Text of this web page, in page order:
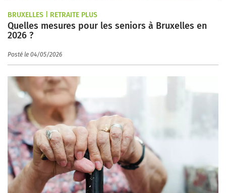
BRUXELLES | RETRAITE PLUS
Quelles mesures pour les seniors à Bruxelles en
2026 ?
Posté le 04/05/2026